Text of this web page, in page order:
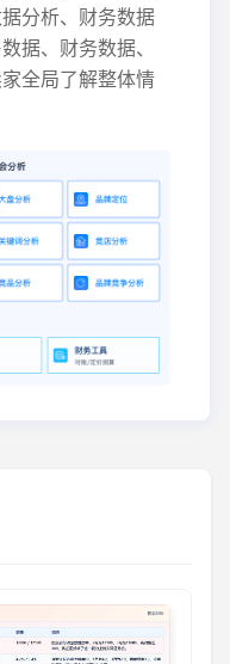
分析、财务数据
据、财务数据、
全局了解整体情